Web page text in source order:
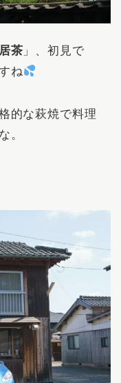
茶 」、初見で
ね
的な萩焼で料理
。